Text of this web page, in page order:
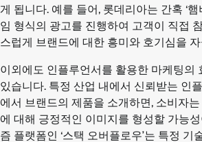
게 됩니다. 예를 들어, 롯데리아는 간혹 ‘
임 형식의 광고를 진행하여 고객이 직접
스럽게 브랜드에 대한 흥미와 호기심을
이외에도 인플루언서를 활용한 마케팅의
있습니다. 특정 산업 내에서 신뢰받는 인
에서 브랜드의 제품을 소개하면, 소비자
에 대해 긍정적인 이미지를 형성할 가능
즘 플랫폼인 ‘스택 오버플로우’는 특정 기